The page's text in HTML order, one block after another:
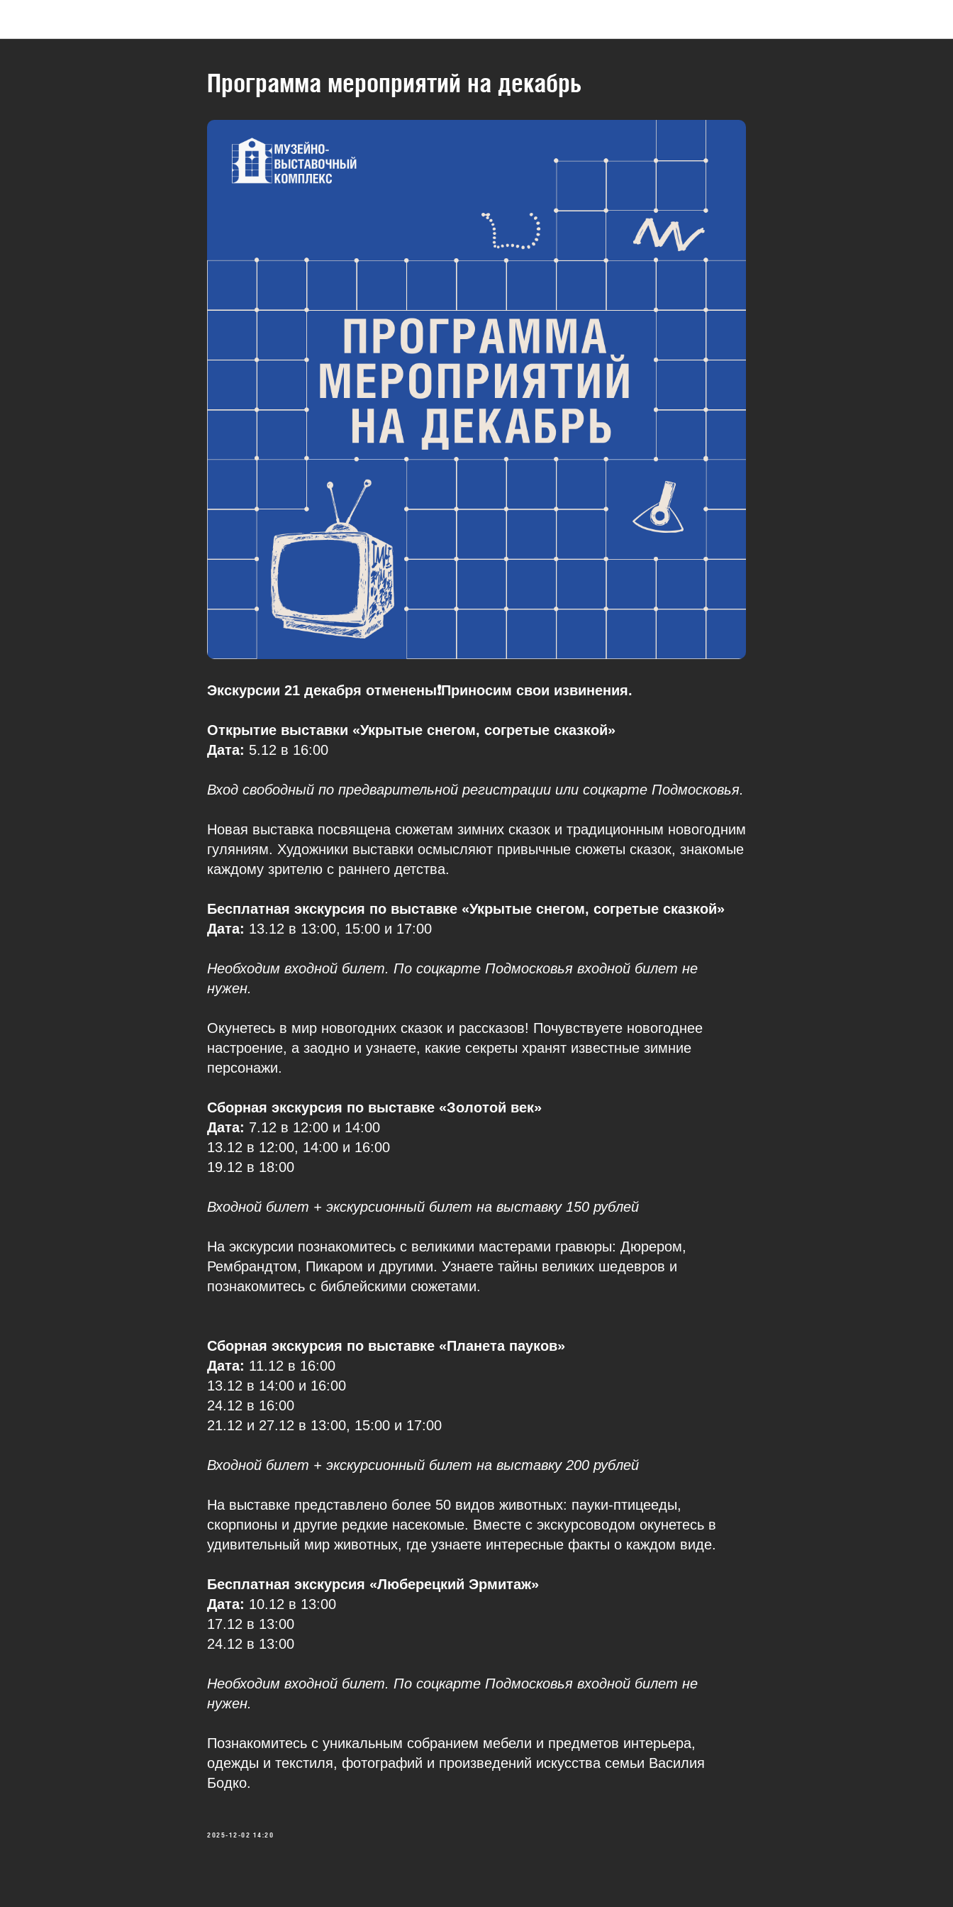
Программа мероприятий на декабрь
Экскурсии 21 декабря отменены❗️Приносим свои извинения.
Открытие выставки «Укрытые снегом, согретые сказкой»
Дата: 5.12 в 16:00
Вход свободный по предварительной регистрации или соцкарте Подмосковья.
Новая выставка посвящена сюжетам зимних сказок и традиционным новогодним
гуляниям. Художники выставки осмысляют привычные сюжеты сказок, знакомые
каждому зрителю с раннего детства.
Бесплатная экскурсия по выставке «Укрытые снегом, согретые сказкой»
Дата: 13.12 в 13:00, 15:00 и 17:00
Необходим входной билет. По соцкарте Подмосковья входной билет не
нужен.
Окунетесь в мир новогодних сказок и рассказов! Почувствуете новогоднее
настроение, а заодно и узнаете, какие секреты хранят известные зимние
персонажи.
Сборная экскурсия по выставке «Золотой век»
Дата: 7.12 в 12:00 и 14:00
13.12 в 12:00, 14:00 и 16:00
19.12 в 18:00
Входной билет + экскурсионный билет на выставку 150 рублей
На экскурсии познакомитесь с великими мастерами гравюры: Дюрером,
Рембрандтом, Пикаром и другими. Узнаете тайны великих шедевров и
познакомитесь с библейскими сюжетами.
Сборная экскурсия по выставке «Планета пауков»
Дата: 11.12 в 16:00
13.12 в 14:00 и 16:00
24.12 в 16:00
21.12 и 27.12 в 13:00, 15:00 и 17:00
Входной билет + экскурсионный билет на выставку 200 рублей
На выставке представлено более 50 видов животных: пауки-птицееды,
скорпионы и другие редкие насекомые. Вместе с экскурсоводом окунетесь в
удивительный мир животных, где узнаете интересные факты о каждом виде.
Бесплатная экскурсия «Люберецкий Эрмитаж»
Дата: 10.12 в 13:00
17.12 в 13:00
24.12 в 13:00
Необходим входной билет. По соцкарте Подмосковья входной билет не
нужен.
Познакомитесь с уникальным собранием мебели и предметов интерьера,
одежды и текстиля, фотографий и произведений искусства семьи Василия
Бодко.
2025-12-02 14:20